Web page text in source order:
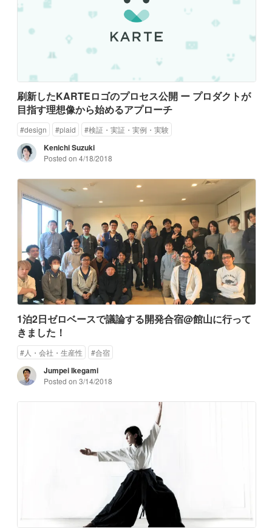
刷新したKARTEロゴのプロセス公開 ー プロダクトが
目指す理想像から始めるアプローチ
#design #plaid #検証・実証・実例・実験
Kenichi Suzuki
Posted on 4/18/2018
1泊2日ゼロベースで議論する開発合宿@館山に行って
きました！
#人・会社・生産性 #合宿
Jumpei Ikegami
Posted on 3/14/2018